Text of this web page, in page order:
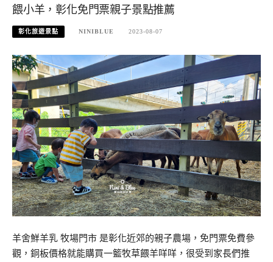
餵小羊，彰化免門票親子景點推薦
彰化旅遊景點 NINIBLUE 2023-08-07
羊舍鮮羊乳 牧場門市 是彰化近郊的親子農場，免門票免費參
觀，銅板價格就能購買一籃牧草餵羊咩咩，很受到家長們推